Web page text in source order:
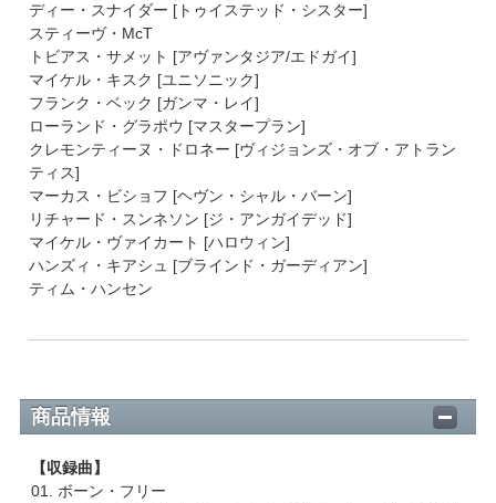
ディー・スナイダー [トゥイステッド・シスター]
スティーヴ・McT
トビアス・サメット [アヴァンタジア/エドガイ]
マイケル・キスク [ユニソニック]
フランク・ベック [ガンマ・レイ]
ローランド・グラポウ [マスタープラン]
クレモンティーヌ・ドロネー [ヴィジョンズ・オブ・アトラン
ティス]
マーカス・ビショフ [ヘヴン・シャル・バーン]
リチャード・スンネソン [ジ・アンガイデッド]
マイケル・ヴァイカート [ハロウィン]
ハンズィ・キアシュ [ブラインド・ガーディアン]
ティム・ハンセン
商品情報
【収録曲】
01. ボーン・フリー